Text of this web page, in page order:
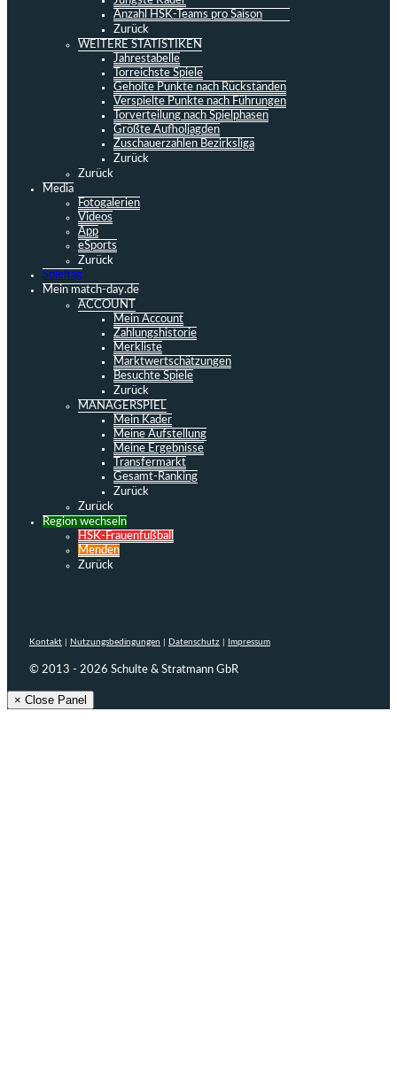
Anzahl HSK-Teams pro Saison
Zurück
WEITERE STATISTIKEN
Jahrestabelle
Torreichste Spiele
Geholte Punkte nach Rückständen
Verspielte Punkte nach Führungen
Torverteilung nach Spielphasen
Größte Aufholjagden
Zuschauerzahlen Bezirksliga
Zurück
Zurück
Media
Fotogalerien
Videos
App
eSports
Zurück
Spieltag
Mein match-day.de
ACCOUNT
Mein Account
Zahlungshistorie
Merkliste
Marktwertschätzungen
Besuchte Spiele
Zurück
MANAGERSPIEL
Mein Kader
Meine Aufstellung
Meine Ergebnisse
Transfermarkt
Gesamt-Ranking
Zurück
Zurück
Region wechseln
HSK-Frauenfußball
Menden
Zurück
Kontakt Nutzungsbedingungen Datenschutz Impressum
© 2013 - 2026 Schulte & Stratmann GbR
× Close Panel